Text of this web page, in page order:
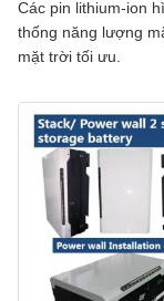
Các pin lithium-ion
thống năng lượng
mặt trời tối ưu.